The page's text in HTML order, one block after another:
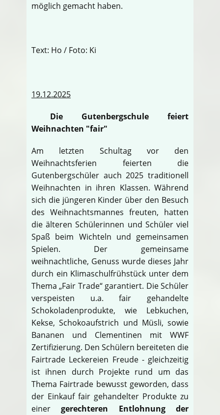
möglich gemacht haben.
Text: Ho / Foto: Ki
19.12.2025
Die Gutenbergschule feiert
Weihnachten "fair"
Am letzten Schultag vor den
Weihnachtsferien feierten die
Gutenbergschüler auch 2025 traditionell
Weihnachten in ihren Klassen. Während
sich die jüngeren Kinder über den Besuch
des Weihnachtsmannes freuten, hatten
die älteren Schülerinnen und Schüler viel
Spaß beim Wichteln und gemeinsamen
Spielen. Der gemeinsame
weihnachtliche, Genuss wurde dieses Jahr
durch ein Klimaschulfrühstück unter dem
Thema „Fair Trade“ garantiert. Die Schüler
verspeisten u.a. fair gehandelte
Schokoladenprodukte, wie Lebkuchen,
Kekse, Schokoaufstrich und Müsli, sowie
Bananen und Clementinen mit WWF
Zertifizierung. Den Schülern bereiteten die
Fairtrade Leckereien Freude - gleichzeitig
ist ihnen durch Projekte rund um das
Thema Fairtrade bewusst geworden, dass
der Einkauf fair gehandelter Produkte zu
einergerechteren Entlohnung der